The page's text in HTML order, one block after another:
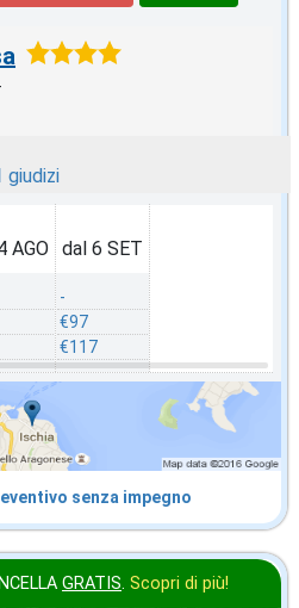
giudizi
AGO dal 6 SET
-
€97
€117
senza impegno
GRATIS. Scopri di più!